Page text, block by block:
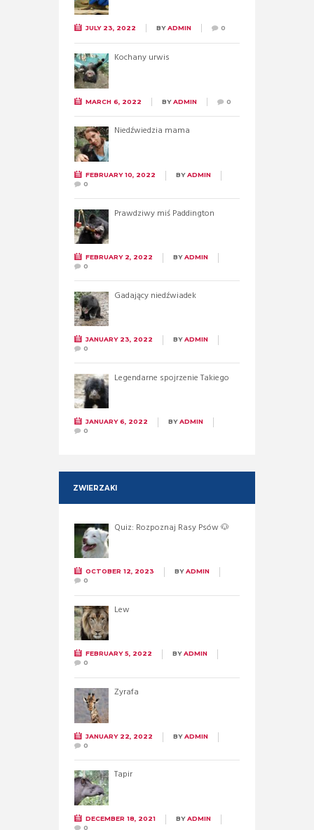
JULY 23, 2022 BYADMIN 0
Kochany urwis
MARCH 6, 2022 BYADMIN 0
Niedźwiedzia mama
FEBRUARY 10, 2022 BYADMIN
0
Prawdziwy miś Paddington
FEBRUARY 2, 2022 BYADMIN
0
Gadający niedźwiadek
JANUARY 23, 2022 BYADMIN
0
Legendarne spojrzenie Takiego
JANUARY 6, 2022 BYADMIN
0
ZWIERZAKI
Quiz: Rozpoznaj Rasy Psów 🐶
OCTOBER 12, 2023 BYADMIN
0
Lew
FEBRUARY 5, 2022 BYADMIN
0
Żyrafa
JANUARY 22, 2022 BYADMIN
0
Tapir
DECEMBER 18, 2021 BYADMIN
0